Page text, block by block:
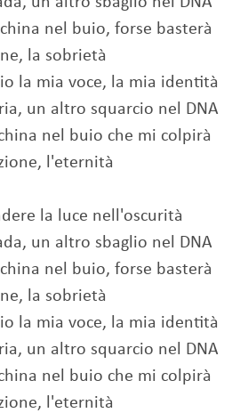
nel buio, forse basterà
la sobrietà
la mia voce, la mia identità
un altro squarcio nel DNA
nel buio che mi colpirà
l'eternità
la luce nell'oscurità
un altro sbaglio nel DNA
nel buio, forse basterà
la sobrietà
la mia voce, la mia identità
un altro squarcio nel DNA
nel buio che mi colpirà
l'eternità